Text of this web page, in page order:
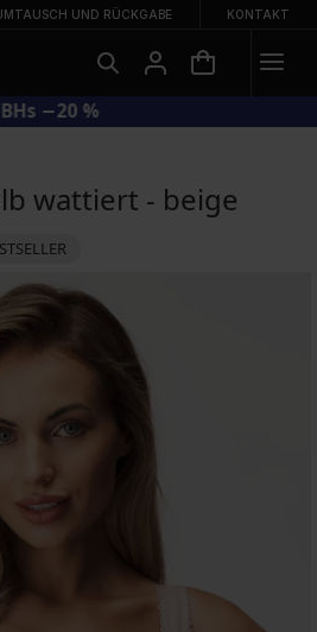
UND RÜCKGABE KONTAKT
= BHs −20 %
wattiert - beige